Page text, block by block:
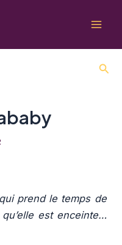
prend le temps de
est enceinte…